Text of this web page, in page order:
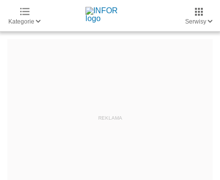
Kategorie Serwisy